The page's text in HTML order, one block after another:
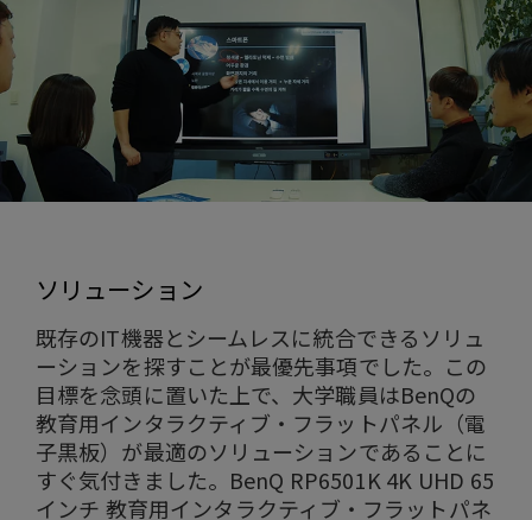
ソリューション
既存のIT機器とシームレスに統合できるソリュ
ーションを探すことが最優先事項でした。この
目標を念頭に置いた上で、大学職員はBenQの
教育用インタラクティブ・フラットパネル（電
子黒板）が最適のソリューションであることに
すぐ気付きました。BenQ RP6501K 4K UHD 65
インチ 教育用インタラクティブ・フラットパネ